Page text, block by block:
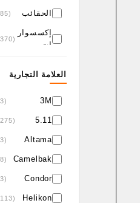
الحقائب (85)
إكسسوار
ات
(370)
العلامة التجارية
3M
(3)
5.11
(275)
Altama
(3)
Camelbak
(8)
Condor
(3)
Helikon
(113)